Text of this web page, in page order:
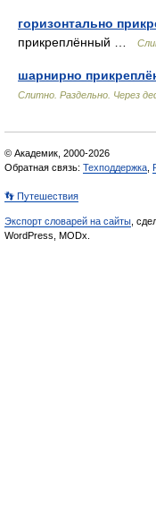
горизонтально
прикреплённый …
шарнирно
Слитно. Раздельно. Через
© Академик, 2000-2026
Обратная связь: Техподдержка
👣 Путешествия
Экспорт словарей на сайты ,
WordPress, MODx.